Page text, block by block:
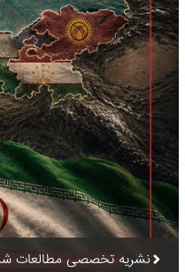
نشریه تخصصی مطالعات شرق